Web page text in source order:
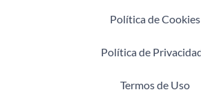
Política de Cookies
Política de
Termos de Uso